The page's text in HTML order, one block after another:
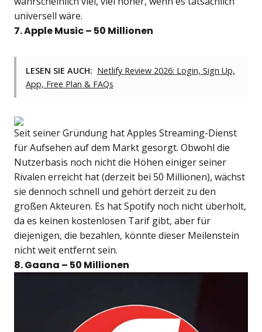
universell wäre.
7. Apple Music – 50 Millionen
LESEN SIE AUCH: Netlify Review 2026: Login, Sign Up,
App, Free Plan & FAQs
Seit seiner Gründung hat Apples Streaming-Dienst
für Aufsehen auf dem Markt gesorgt. Obwohl die
Nutzerbasis noch nicht die Höhen einiger seiner
Rivalen erreicht hat (derzeit bei 50 Millionen), wächst
sie dennoch schnell und gehört derzeit zu den
großen Akteuren. Es hat Spotify noch nicht überholt,
da es keinen kostenlosen Tarif gibt, aber für
diejenigen, die bezahlen, könnte dieser Meilenstein
nicht weit entfernt sein.
8. Gaana – 50 Millionen